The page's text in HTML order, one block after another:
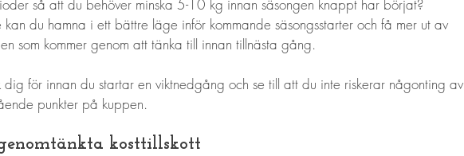
så att du behöver minska 5-10 kg innan säsongen knappt har börjat?
kan du hamna i ett bättre läge inför kommande säsongsstarter och få mer ut av
som kommer genom att tänka till innan tillnästa gång.
dig för innan du startar en viktnedgång och se till att du inte riskerar någonting av
punkter på kuppen.
kosttillskott